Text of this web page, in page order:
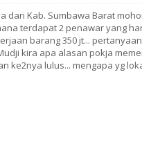
dari Kab. Sumbawa Barat
terdapat 2 penawar yang
barang 350 jt...
kira apa alasan pokja
ke2nya lulus... mengapa yg